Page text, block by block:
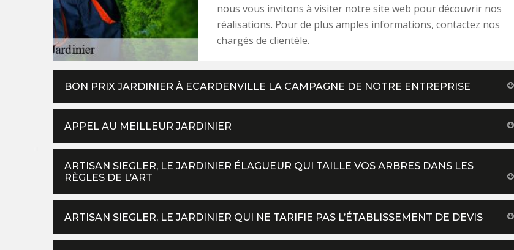
nous vous invitons à visiter notre site web pour découvrir nos
réalisations. Pour de plus amples informations, contactez nos
chargés de clientèle.
BON PRIX JARDINIER À ECARDENVILLE LA CAMPAGNE DE NOTRE ENTREPRISE
APPEL AU MEILLEUR JARDINIER
ARTISAN SIEGLER, LE JARDINIER ÉLAGUEUR QUI TAILLE VOS ARBRES DANS LES
RÈGLES DE L’ART
ARTISAN SIEGLER, LE JARDINIER QUI NE TARIFIE PAS L’ÉTABLISSEMENT DE DEVIS